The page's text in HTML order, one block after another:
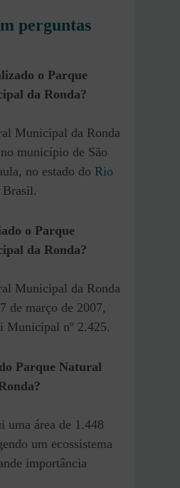
perguntas
o Parque
da Ronda?
Municipal da Ronda
município de São
no estado do Rio
Brasil.
o Parque
da Ronda?
Municipal da Ronda
de março de 2007,
Municipal nº 2.425.
Parque Natural
uma área de 1.448
um ecossistema
importância